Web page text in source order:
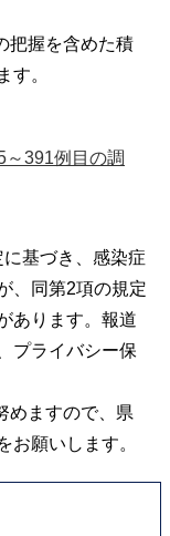
把握を含めた積
す。
～391例目の調
基づき、感染症
、同第2項の規定
あります。報道
プライバシー保
めますので、県
お願いします。